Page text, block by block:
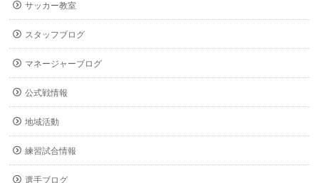
サッカー教室
スタッフブログ
マネージャーブログ
公式戦情報
地域活動
練習試合情報
選手ブログ